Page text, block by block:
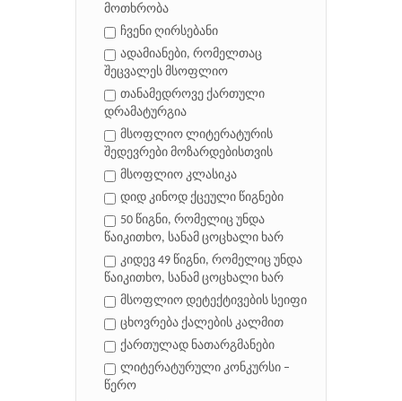
მოთხრობა
ჩვენი ღირსებანი
ადამიანები, რომელთაც
შეცვალეს მსოფლიო
თანამედროვე ქართული
დრამატურგია
მსოფლიო ლიტერატურის
შედევრები მოზარდებისთვის
მსოფლიო კლასიკა
დიდ კინოდ ქცეული წიგნები
50 წიგნი, რომელიც უნდა
წაიკითხო, სანამ ცოცხალი ხარ
კიდევ 49 წიგნი, რომელიც უნდა
წაიკითხო, სანამ ცოცხალი ხარ
მსოფლიო დეტექტივების სეიფი
ცხოვრება ქალების კალმით
ქართულად ნათარგმანები
ლიტერატურული კონკურსი –
წერო